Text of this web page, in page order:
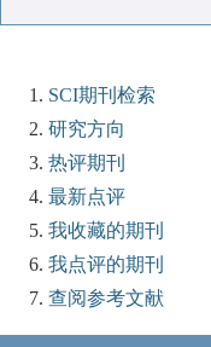
SCI期刊检索
研究方向
热评期刊
最新点评
我收藏的期刊
我点评的期刊
查阅参考文献